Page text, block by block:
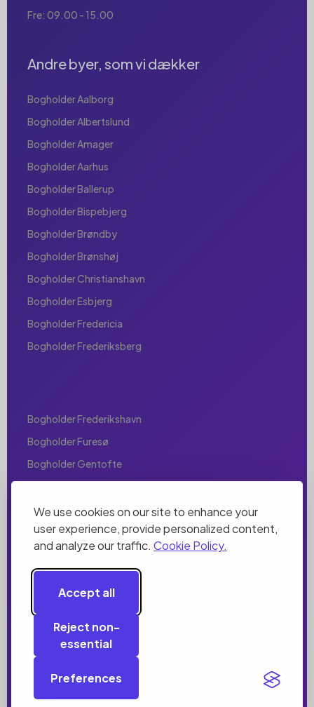
We use cookies on our site to enhance your
user experience, provide personalized content,
and analyze our traffic. Cookie Policy.
Accept all
Reject non-
essential
Preferences
Fre: 09.00 - 15.00
Andre byer, som vi dækker
Bogholder Aalborg
Bogholder Albertslund
Bogholder Amager
Bogholder Aarhus
Bogholder Ballerup
Bogholder Bispebjerg
Bogholder Brøndby
Bogholder Brønshøj
Bogholder Christianshavn
Bogholder Esbjerg
Bogholder Fredericia
Bogholder Frederiksberg
Bogholder Frederikshavn
Bogholder Furesø
Bogholder Gentofte
Bogholder Glostrup
Bogholder Greve
Bogholder Helsingør
Bogholder Herlev
Bogholder Herning
Bogholder Hillerød
Bogholder Hjørring